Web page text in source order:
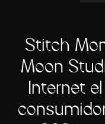
Stitch
Moon
Internet